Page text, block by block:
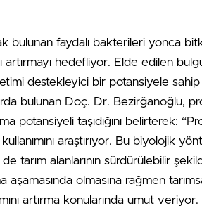
bulunan faydalı bakterileri yonca
artırmayı hedefliyor. Elde edilen
destekleyici bir potansiyele
bulunan Doç. Dr. Bezirğanoğlu,
potansiyeli taşıdığını belirterek:
araştırıyor. Bu biyolojik
tarım alanlarının sürdürülebilir
aşamasında olmasına rağmen
artırma konularında umut